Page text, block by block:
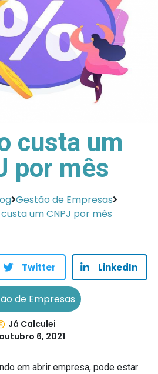
custa um
por mês
Gestão de Empresas
um CNPJ por mês
Twitter LinkedIn
de Empresas
Já Calculei
outubro 6, 2021
em abrir empresa, pode estar